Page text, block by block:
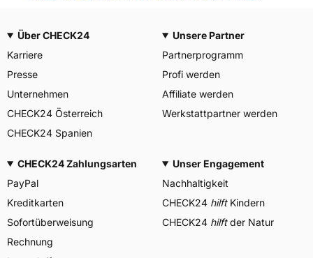
Über CHECK24
Karriere
Presse
Unternehmen
CHECK24 Österreich
CHECK24 Spanien
Unsere Partner
Partnerprogramm
Profi werden
Affiliate werden
Werkstattpartner werden
CHECK24 Zahlungsarten
PayPal
Kreditkarten
Sofortüberweisung
Rechnung
Unser Engagement
Nachhaltigkeit
CHECK24 hilftKindern
CHECK24 hilftder Natur